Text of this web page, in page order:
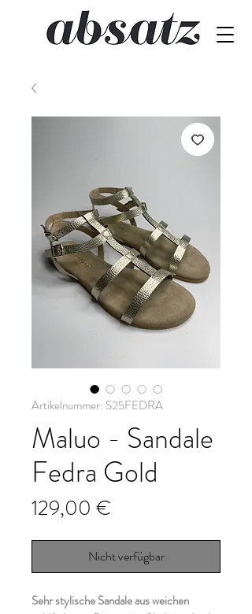
Artikelnummer: S25FEDRA
Maluo - Sandale
Fedra Gold
129,00 €
Nicht verfügbar
Sehr stylische Sandale aus weichen